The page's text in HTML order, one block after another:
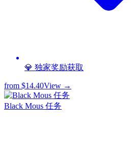
💎 独家奖励获取
from $14.40View →
Black Mous 任务